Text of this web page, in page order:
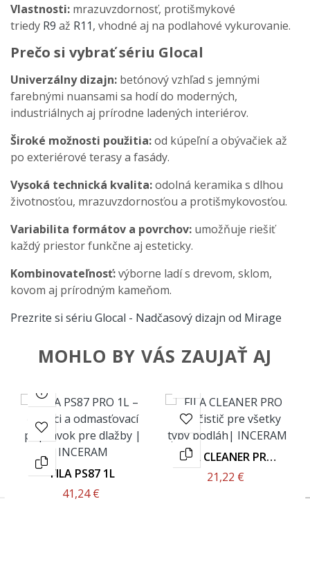
Vlastnosti: mrazuvzdornosť, protišmykové
triedy R9 až R11, vhodné aj na podlahové vykurovanie.
Prečo si vybrať sériu Glocal
Univerzálny dizajn: betónový vzhľad s jemnými
farebnými nuansami sa hodí do moderných,
industriálnych aj prírodne ladených interiérov.
Široké možnosti použitia:od kúpeľní a obývačiek až
po exteriérové terasy a fasády.
Vysoká technická kvalita:odolná keramika s dlhou
životnosťou, mrazuvzdornosťou a protišmykovosťou.
Variabilita formátov a povrchov: umožňuje riešiť
každý priestor funkčne aj esteticky.
Kombinovateľnosť:výborne ladí s drevom, sklom,
kovom aj prírodným kameňom.
Prezrite si sériu Glocal - Nadčasový dizajn od Mirage
MOHLO BY VÁS ZAUJAŤ AJ
FILA PS87 1L
41,24 €
FILA CLEANER PRO
1L
21,22 €